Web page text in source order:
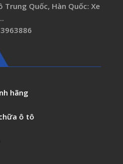
Quốc, Hàn Quốc: Xe
hãng
ô tô